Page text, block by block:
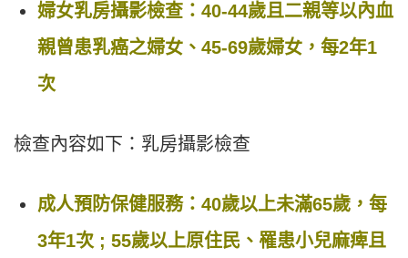
婦女乳房攝影檢查：40-44歲且二親等以內血
親曾患乳癌之婦女、45-69歲婦女，每2年1
次
檢查內容如下：乳房攝影檢查
成人預防保健服務：40歲以上未滿65歲，每
3年1次 ; 55歲以上原住民、罹患小兒麻痺且